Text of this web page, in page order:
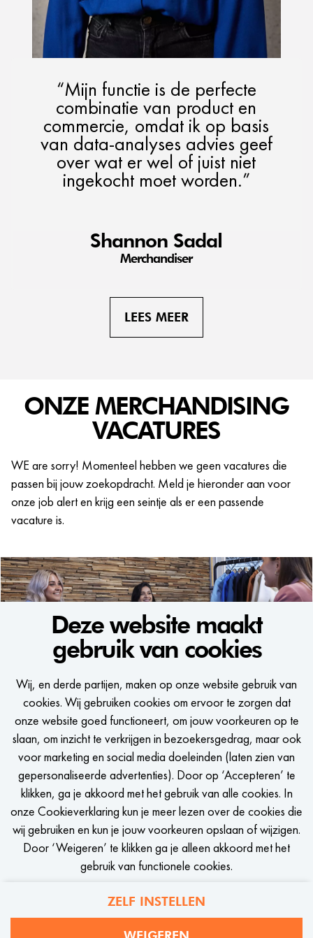
Deze website maakt
gebruik van cookies
Wij, en derde partijen, maken op onze website gebruik van
cookies. Wij gebruiken cookies om ervoor te zorgen dat
onze website goed functioneert, om jouw voorkeuren op te
slaan, om inzicht te verkrijgen in bezoekersgedrag, maar ook
voor marketing en social media doeleinden (laten zien van
gepersonaliseerde advertenties). Door op ‘Accepteren’ te
klikken, ga je akkoord met het gebruik van alle cookies. In
onze Cookieverklaring kun je meer lezen over de cookies die
wij gebruiken en kun je jouw voorkeuren opslaan of wijzigen.
Door ‘Weigeren’ te klikken ga je alleen akkoord met het
gebruik van functionele cookies.
ZELF INSTELLEN
“Mijn functie is de perfecte
combinatie van product en
commercie, omdat ik op basis
van data-analyses advies geef
over wat er wel of juist niet
ingekocht moet worden.”
Shannon Sadal
Merchandiser
LEES MEER
ONZE MERCHANDISING
VACATURES
WE are sorry! Momenteel hebben we geen vacatures die
passen bij jouw zoekopdracht. Meld je hieronder aan voor
onze job alert en krijg een seintje als er een passende
vacature is.
WE WOULD LIKE TO KEEP
IN TOUCH
Een seintje krijgen zodra er een passende vacature is?
STEL JOB ALERT IN
Privacy Cookies